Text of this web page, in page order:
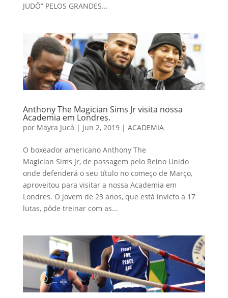
JUDÔ” PELOS GRANDES...
Anthony The Magician Sims Jr visita nossa
Academia em Londres.
por Mayra Jucá | jun 2, 2019| ACADEMIA
O boxeador americano Anthony The
Magician Sims Jr, de passagem pelo Reino Unido
onde defenderá o seu título no começo de Março,
aproveitou para visitar a nossa Academia em
Londres. O jovem de 23 anos, que está invicto a 17
lutas, pôde treinar com as...